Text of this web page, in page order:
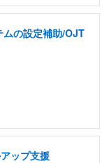
ムの設定補助/OJT
ップ支援